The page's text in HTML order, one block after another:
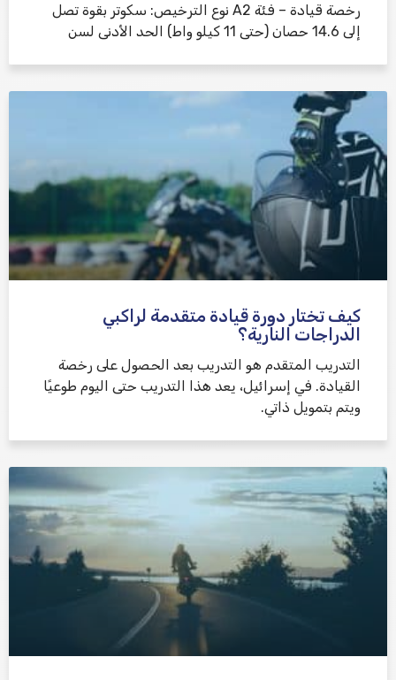
رخصة قيادة – فئة A2 نوع الترخيص: سكوتر بقوة تصل
إلى 14.6 حصان (حتى 11 كيلو واط) الحد الأدنى لسن
كيف تختار دورة قيادة متقدمة لراكبي
الدراجات النارية؟
التدريب المتقدم هو التدريب بعد الحصول على رخصة
القيادة. في إسرائيل، يعد هذا التدريب حتى اليوم طوعيًا
ويتم بتمويل ذاتي.